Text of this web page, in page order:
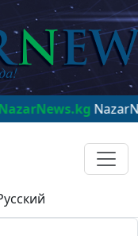
NazarNews -